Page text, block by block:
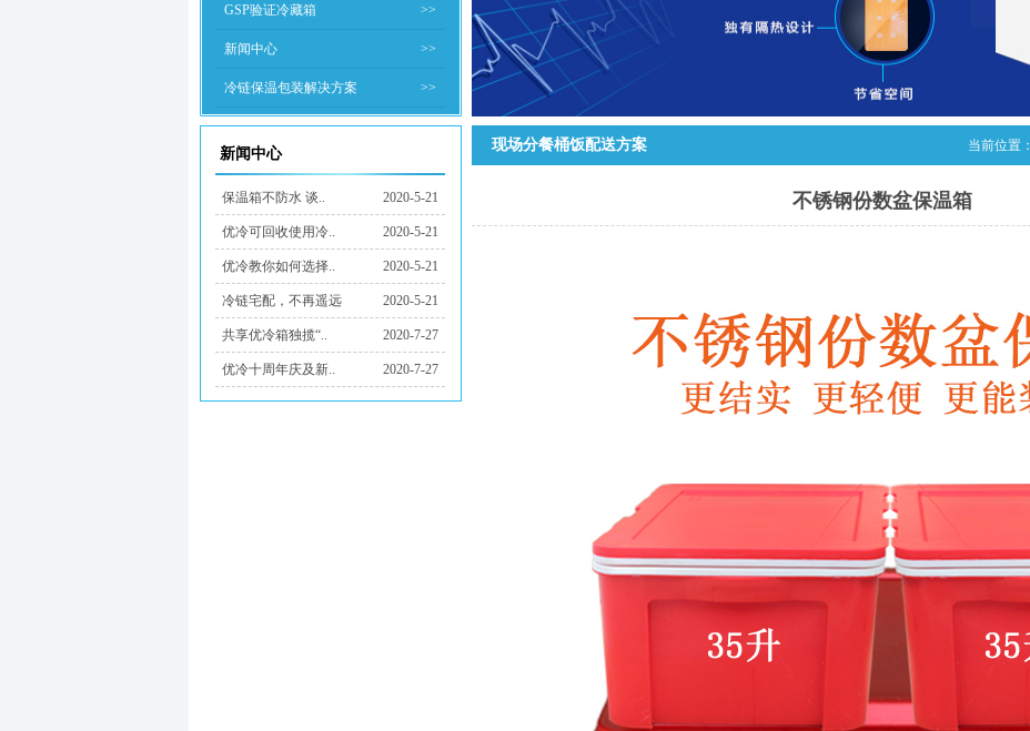
GSP验证冷藏箱 >>
新闻中心 >>
冷链保温包装解决方案 >>
新闻中心
保温箱不防水 谈.. 2020-5-21
优冷可回收使用冷.. 2020-5-21
优冷教你如何选择.. 2020-5-21
冷链宅配，不再遥远 2020-5-21
共享优冷箱独揽“.. 2020-7-27
优冷十周年庆及新.. 2020-7-27
现场分餐桶饭配送方案 当前位置：
不锈钢份数盆保温箱